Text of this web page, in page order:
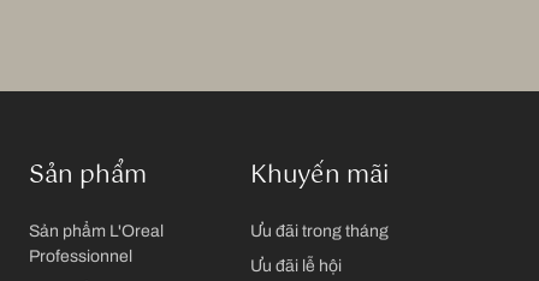
Sản phẩm
Sản phẩm L'Oreal
Professionnel
Khuyến mãi
Ưu đãi trong tháng
Ưu đãi lễ hội